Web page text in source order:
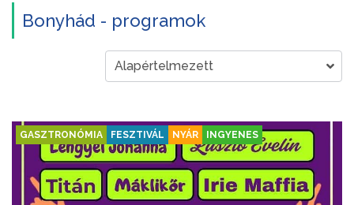
Bonyhád - programok
GASZTRONÓMIA FESZTIVÁL NYÁR INGYENES